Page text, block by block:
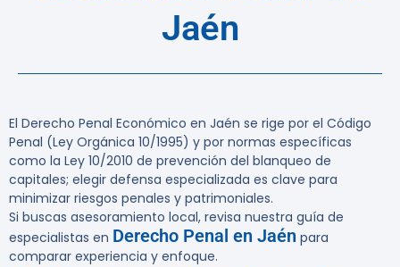
Jaén
El Derecho Penal Económico en Jaén se rige por el Código
Penal (Ley Orgánica 10/1995) y por normas específicas
como la Ley 10/2010 de prevención del blanqueo de
capitales; elegir defensa especializada es clave para
minimizar riesgos penales y patrimoniales.
Si buscas asesoramiento local, revisa nuestra guía de
especialistas en Derecho Penal en Jaén para
comparar experiencia y enfoque.